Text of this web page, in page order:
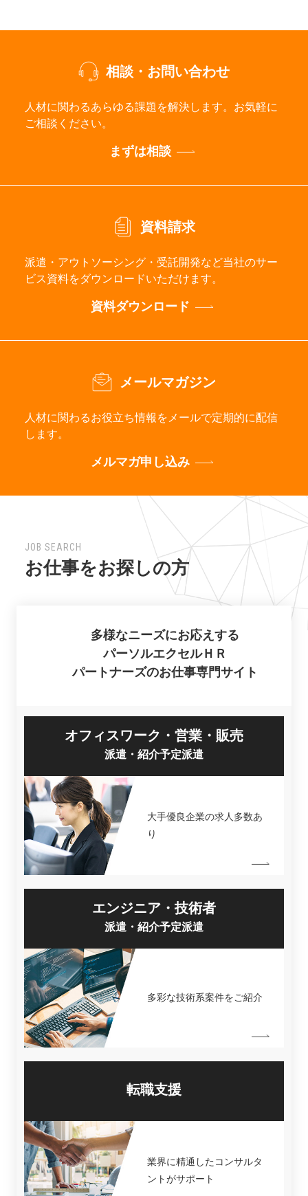
相談・お問い合わせ
人材に関わるあらゆる課題を解決します。お気軽に
ご相談ください。
まずは相談
資料請求
派遣・アウトソーシング・受託開発など当社のサー
ビス資料をダウンロードいただけます。
資料ダウンロード
メールマガジン
人材に関わるお役立ち情報をメールで定期的に配信
します。
メルマガ申し込み
JOB SEARCH
お仕事をお探しの方
多様なニーズにお応えする
パーソルエクセルＨＲ
パートナーズのお仕事専門サイト
オフィスワーク・営業・販売
派遣・紹介予定派遣
大手優良企業の求人多数あ
り
エンジニア・技術者
派遣・紹介予定派遣
多彩な技術系案件をご紹介
転職支援
業界に精通したコンサルタ
ントがサポート